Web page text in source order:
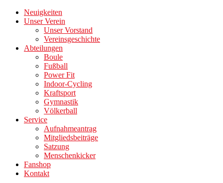
Neuigkeiten
Unser Verein
Unser Vorstand
Vereinsgeschichte
Abteilungen
Boule
Fußball
Power Fit
Indoor-Cycling
Kraftsport
Gymnastik
Völkerball
Service
Aufnahmeantrag
Mitgliedsbeiträge
Satzung
Menschenkicker
Fanshop
Kontakt